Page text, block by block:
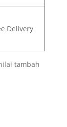
Delivery
tambah